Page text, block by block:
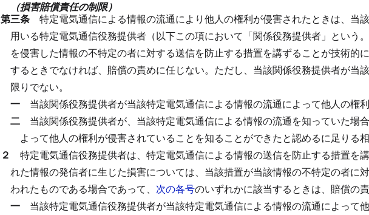
（損害賠償責任の制限）
第三条 特定電気通信による情報の流通により他人の権利が侵害されたときは、当
用いる特定電気通信役務提供者（以下この項において「関係役務提供者」という
を侵害した情報の不特定の者に対する送信を防止する措置を講ずることが技術的に
するときでなければ、賠償の責めに任じない。 ただし、当該関係役務提供者が当
限りでない。
一 当該関係役務提供者が当該特定電気通信による情報の流通によって他人の権
二 当該関係役務提供者が、当該特定電気通信による情報の流通を知っていた場
よって他人の権利が侵害されていることを知ることができたと認めるに足りる
２ 特定電気通信役務提供者は、特定電気通信による情報の送信を防止する措置を
れた情報の発信者に生じた損害については、当該措置が当該情報の不特定の者に
われたものである場合であって、 次の各号のいずれかに該当するときは、賠償の責
一 当該特定電気通信役務提供者が当該特定電気通信による情報の流通によって